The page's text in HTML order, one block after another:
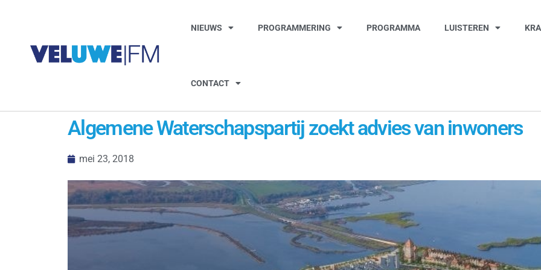
NIEUWS PROGRAMMERING PROGRAMMA LUISTEREN
CONTACT
Algemene Waterschapspartij zoekt advies van inwoners
mei 23, 2018